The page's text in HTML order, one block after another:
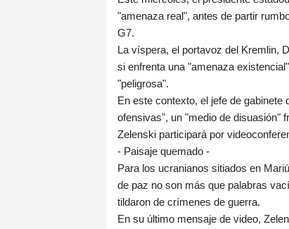
"amenaza real", antes de partir
G7.
La víspera, el portavoz del Kremlin,
si enfrenta una "amenaza
"peligrosa".
En este contexto, el jefe de
ofensivas", un "medio de disuasión"
Zelenski participará por
- Paisaje quemado -
Para los ucranianos sitiados en
de paz no son más que palabras
tildaron de crímenes de guerra.
En su último mensaje de video,